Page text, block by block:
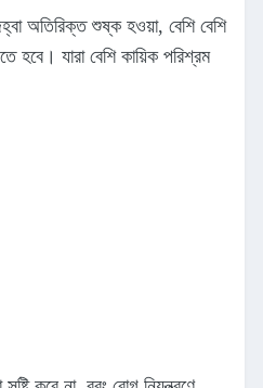
অতিরিক্ত শুষ্ক হওয়া, বেশি বেশি
হবে। যারা বেশি কায়িক পরিশ্রম